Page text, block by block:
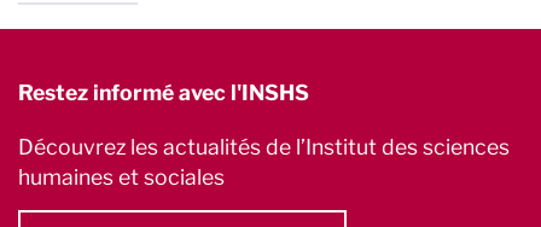
Restez informé avec l'INSHS
Découvrez les actualités de l’Institut des sciences
humaines et sociales